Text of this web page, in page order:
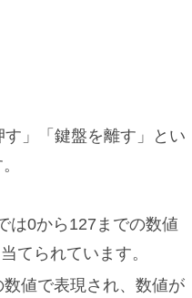
」「鍵盤を離す」とい
は0から127までの数値
てられています。
値で表現され、数値が